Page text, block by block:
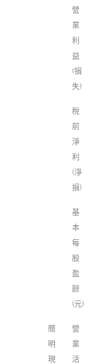
營
業
利
益
(損
失)
稅
前
淨
利
(淨
損)
基
本
每
股
盈
餘
(元)
簡
明
現
營
業
活